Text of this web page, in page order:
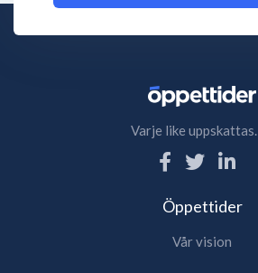
Varje like uppskattas.
Öppettider
Vår vision